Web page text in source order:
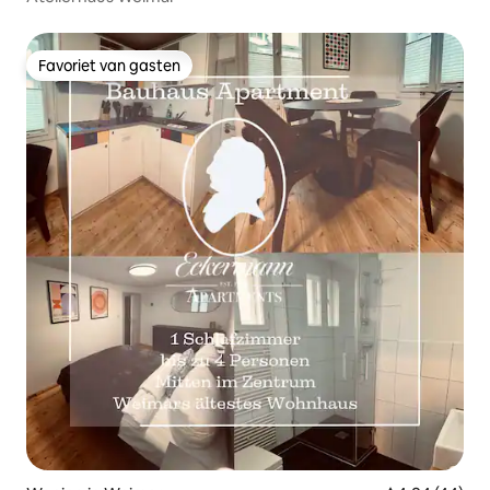
Favoriet van gasten
Favoriet van gasten